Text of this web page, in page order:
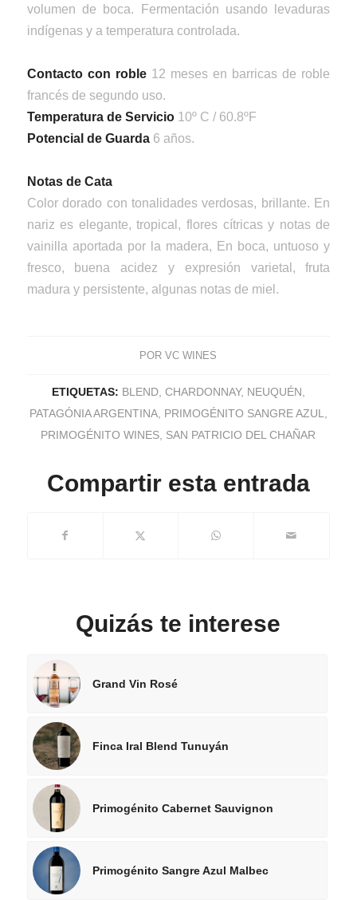
volumen de boca. Fermentación usando levaduras
indígenas y a temperatura controlada.
Contacto con roble12 meses en barricas de roble
francés de segundo uso.
Temperatura de Servicio10º C / 60.8ºF
Potencial de Guarda6 años.
Notas de Cata
Color dorado con tonalidades verdosas, brillante. En
nariz es elegante, tropical, flores cítricas y notas de
vainilla aportada por la madera, En boca, untuoso y
fresco, buena acidez y expresión varietal, fruta
madura y persistente, algunas notas de miel.
PORVC WINES
ETIQUETAS: BLEND, CHARDONNAY, NEUQUÉN,
PATAGÓNIA ARGENTINA, PRIMOGÉNITO SANGRE AZUL,
PRIMOGÉNITO WINES, SAN PATRICIO DEL CHAÑAR
Compartir esta entrada
Quizás te interese
Grand Vin Rosé
Finca Iral Blend Tunuyán
Primogénito Cabernet Sauvignon
Primogénito Sangre Azul Malbec